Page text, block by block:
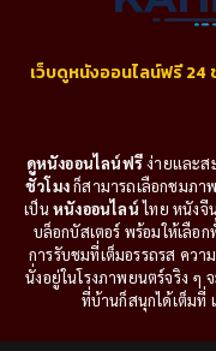
เว็บดูหนังออนไลน์ฟรี 24
ดูหนังออนไลน์ฟรีง่ายและส
ชั่วโมงก็สามารถเลือกชมภา
เป็นหนังออนไลน์ไทย หนังจี
บล็อกบัสเตอร์ พร้อมให้เลือ
การรับชมที่เต็มอรรถรส คว
นั่งอยู่ในโรงภาพยนตร์จริง ๆ
ที่บ้านก็สนุกได้เต็มที่